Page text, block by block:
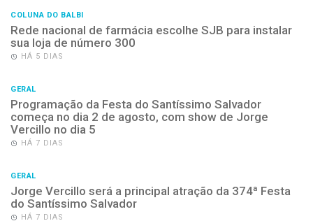
COLUNA DO BALBI
Rede nacional de farmácia escolhe SJB para instalar
sua loja de número 300
HÁ 5 DIAS
GERAL
Programação da Festa do Santíssimo Salvador
começa no dia 2 de agosto, com show de Jorge
Vercillo no dia 5
HÁ 7 DIAS
GERAL
Jorge Vercillo será a principal atração da 374ª Festa
do Santíssimo Salvador
HÁ 7 DIAS